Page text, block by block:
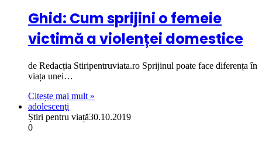
Ghid: Cum sprijini o femeie
victimă a violenței domestice
de Redacția Stiripentruviata.ro Sprijinul poate face diferența în
viața unei…
Citește mai mult »
adolescenţi
Știri pentru viață30.10.2019
0